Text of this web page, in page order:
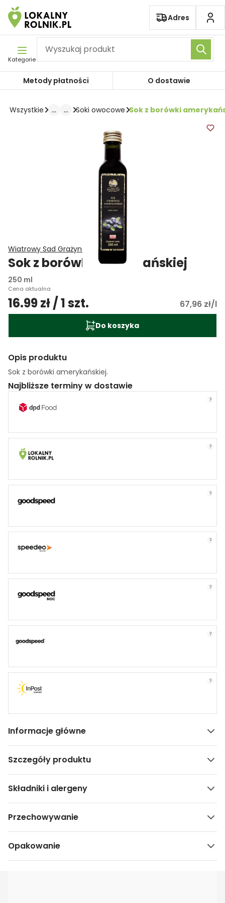
Pomiń nawigację
Adres
Kategorie
Metody płatności O dostawie
Wszystkie ... ... Soki owocowe Sok z borówki
Wiatrowy Sad Grażyna Wiatr
Sok z borówki amerykańskiej
250 ml
Cena aktualna
16.99 zł / 1 szt. 67,96 zł/l
Do koszyka
Opis produktu
Sok z borówki amerykańskiej.
Najbliższe terminy w dostawie
?
?
?
?
?
?
?
Informacje główne
Szczegóły produktu
Składniki i alergeny
Przechowywanie
Opakowanie